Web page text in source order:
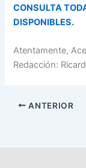
CONSULTA
DISPONIBLES.
Atentamente,
Redacción:
ANTERIOR